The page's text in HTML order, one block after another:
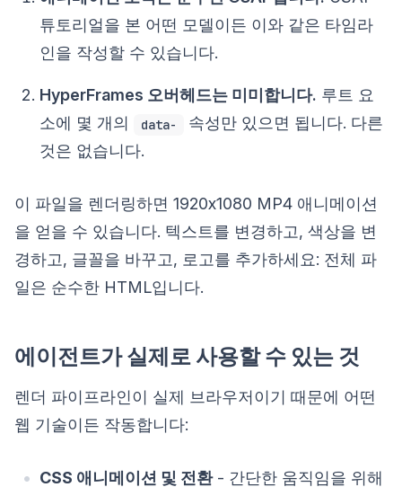
튜토리얼을 본 어떤 모델이든 이와 같은 타임라
인을 작성할 수 있습니다.
HyperFrames 오버헤드는 미미합니다. 루트 요
소에 몇 개의
data-
속성만 있으면 됩니다. 다른
것은 없습니다.
이 파일을 렌더링하면 1920x1080 MP4 애니메이션
을 얻을 수 있습니다. 텍스트를 변경하고, 색상을 변
경하고, 글꼴을 바꾸고, 로고를 추가하세요: 전체 파
일은 순수한 HTML입니다.
에이전트가 실제로 사용할 수 있는 것
렌더 파이프라인이 실제 브라우저이기 때문에 어떤
웹 기술이든 작동합니다:
CSS 애니메이션 및 전환- 간단한 움직임을 위해